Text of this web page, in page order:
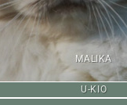
MALIKA
U-KIO